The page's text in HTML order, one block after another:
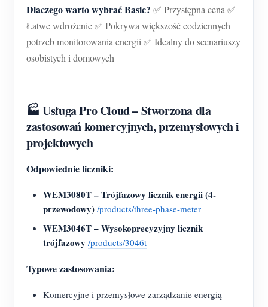
Dlaczego warto wybrać Basic? ✅ Przystępna cena ✅
Łatwe wdrożenie ✅ Pokrywa większość codziennych
potrzeb monitorowania energii ✅ Idealny do scenariuszy
osobistych i domowych
🏭 Usługa Pro Cloud – Stworzona dla
zastosowań komercyjnych, przemysłowych i
projektowych
Odpowiednie liczniki:
WEM3080T – Trójfazowy licznik energii (4-
przewodowy) /products/three-phase-meter
WEM3046T – Wysokoprecyzyjny licznik
trójfazowy /products/3046t
Typowe zastosowania:
Komercyjne i przemysłowe zarządzanie energią